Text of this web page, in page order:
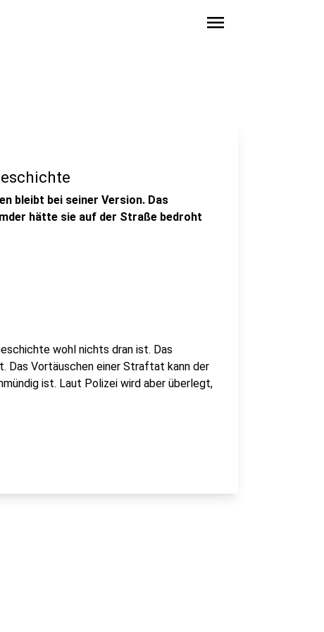
menu
bleibt bei seiner Version. Das
hätte sie auf der Straße bedroht
wohl nichts dran ist. Das
Das Vortäuschen einer Straftat kann der
ist. Laut Polizei wird aber überlegt,